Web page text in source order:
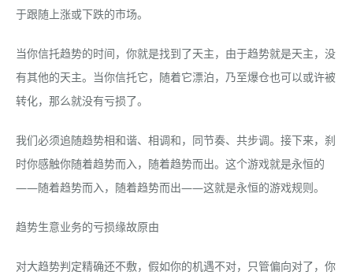
于跟随上涨或下跌的市场。
当你信托趋势的时间，你就是找到了天主，由于趋势就是天主，没
有其他的天主。当你信托它，随着它漂泊，乃至爆仓也可以或许被
转化，那么就没有亏损了。
我们必须追随趋势相和谐、相调和，同节奏、共步调。接下来，刹
时你感触你随着趋势而入，随着趋势而出。这个游戏就是永恒的
——随着趋势而入，随着趋势而出——这就是永恒的游戏规则。
趋势生意业务的亏损缘故原由
对大趋势判定精确还不敷，假如你的机遇不对，只管偏向对了，你